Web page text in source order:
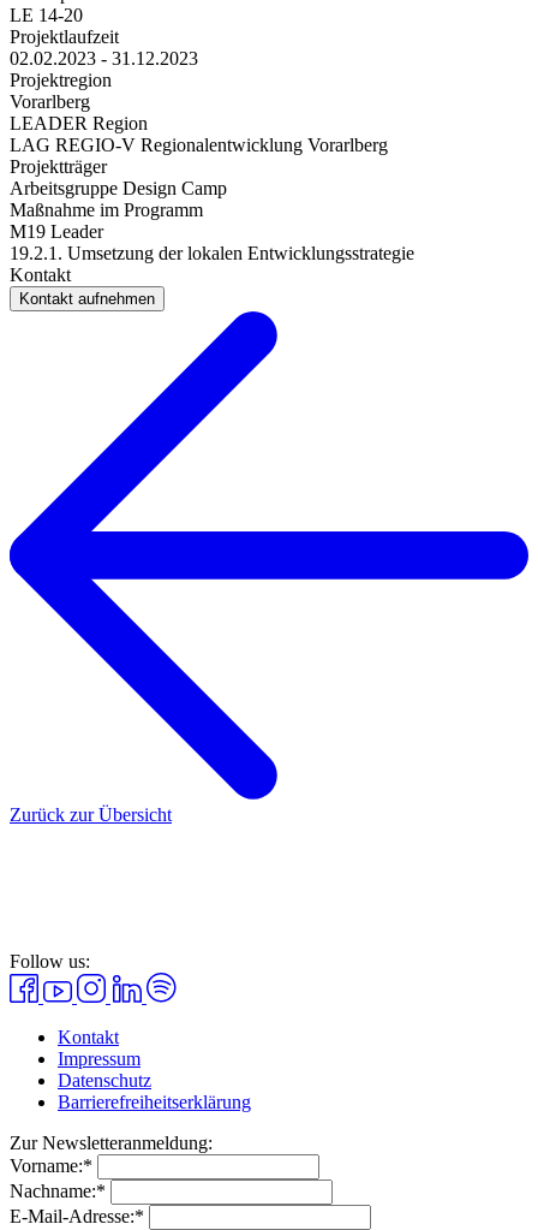
LE 14-20
Projektlaufzeit
02.02.2023 - 31.12.2023
Projektregion
Vorarlberg
LEADER Region
LAG REGIO-V Regionalentwicklung Vorarlberg
Projektträger
Arbeitsgruppe Design Camp
Maßnahme im Programm
M19 Leader
19.2.1. Umsetzung der lokalen Entwicklungsstrategie
Kontakt
Kontakt aufnehmen
Zurück zur Übersicht
Follow us:
Kontakt
Impressum
Datenschutz
Barrierefreiheitserklärung
Zur Newsletteranmeldung:
Vorname:*
Nachname:*
E-Mail-Adresse:*